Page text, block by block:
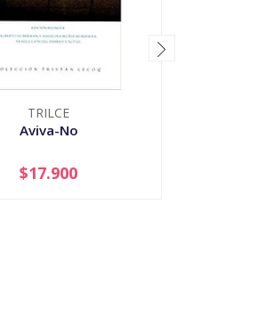
TRILCE
Aviva-No
+
$17.900